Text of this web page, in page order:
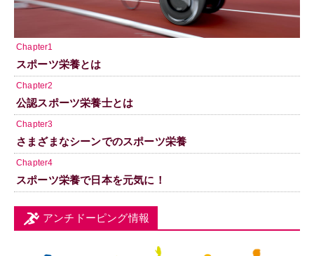
Chapter1
スポーツ栄養とは
Chapter2
公認スポーツ栄養士とは
Chapter3
さまざまなシーンでのスポーツ栄養
Chapter4
スポーツ栄養で日本を元気に！
アンチドーピング情報